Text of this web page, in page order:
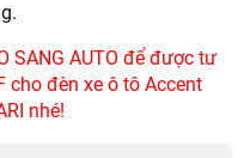
SANG AUTO để được tư
cho đèn xe ô tô Accent
nhé!